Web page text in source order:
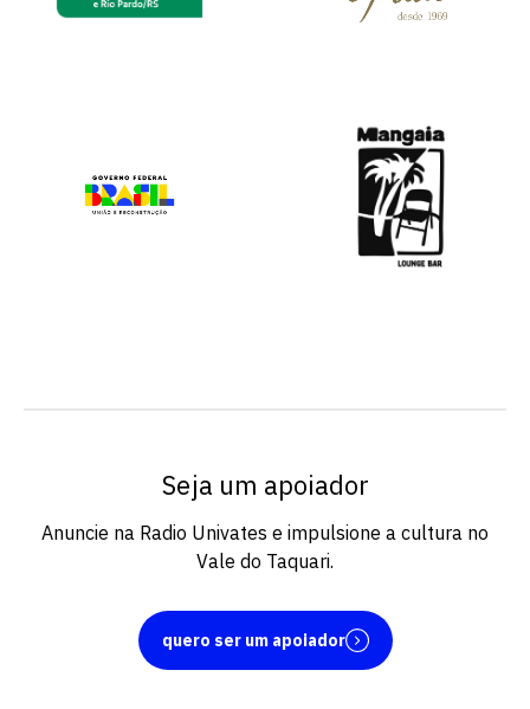
Seja um apoiador
Anuncie na Radio Univates e impulsione a cultura no
Vale do Taquari.
quero ser um apoiador